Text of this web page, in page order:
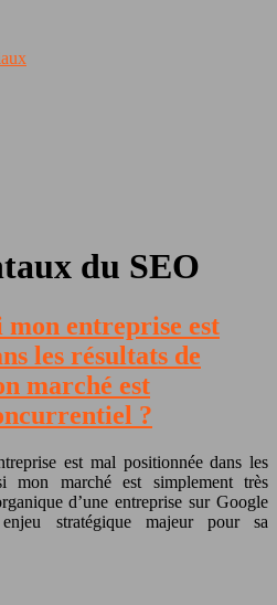
du SEO
entreprise est
les résultats de
marché est
?
est mal positionnée dans les
mon marché est simplement très
d’une entreprise sur Google
stratégique majeur pour sa